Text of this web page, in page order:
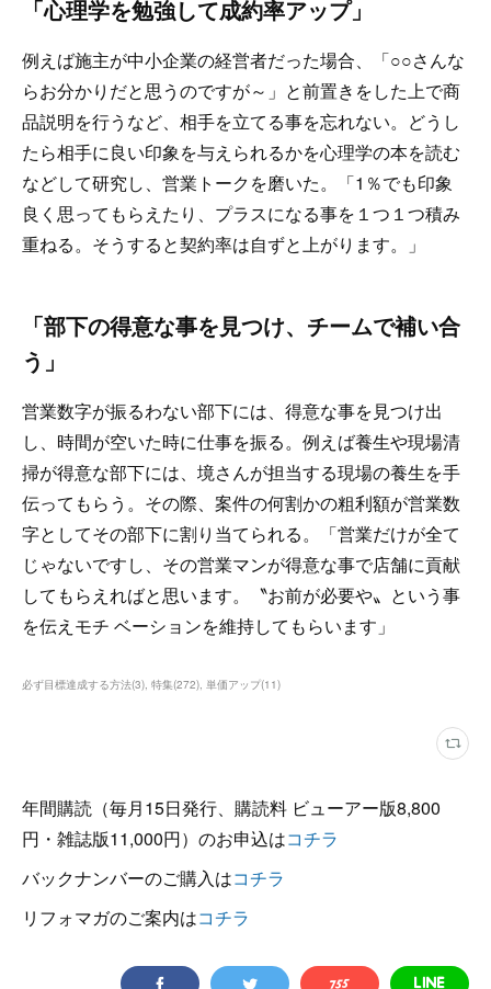
「心理学を勉強して成約率アップ」
例えば施主が中小企業の経営者だった場合、「○○さんな
らお分かりだと思うのですが～」と前置きをした上で商
品説明を行うなど、相手を立てる事を忘れない。どうし
たら相手に良い印象を与えられるかを心理学の本を読む
などして研究し、営業トークを磨いた。「1％でも印象
良く思ってもらえたり、プラスになる事を１つ１つ積み
重ねる。そうすると契約率は自ずと上がります。」
「部下の得意な事を見つけ、チームで補い合
う」
営業数字が振るわない部下には、得意な事を見つけ出
し、時間が空いた時に仕事を振る。例えば養生や現場清
掃が得意な部下には、境さんが担当する現場の養生を手
伝ってもらう。その際、案件の何割かの粗利額が営業数
字としてその部下に割り当てられる。「営業だけが全て
じゃないですし、その営業マンが得意な事で店舗に貢献
してもらえればと思います。〝お前が必要や〟という事
を伝えモチ ベーションを維持してもらいます」
必ず目標達成する方法(3) 特集(272) 単価アップ(11)
年間購読（毎月15日発行、購読料 ビューアー版8,800
円・雑誌版11,000円）のお申込はコチラ
バックナンバーのご購入はコチラ
リフォマガのご案内はコチラ